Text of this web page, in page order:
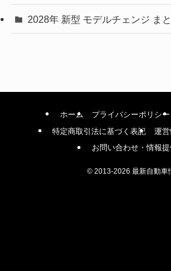
2028年 新型 モデルチェンジ ま
ホーム プライバシーポリシー
特定商取引法に基づく表記
運
お問い合わせ・情報提
©2013-2026 最新自動車